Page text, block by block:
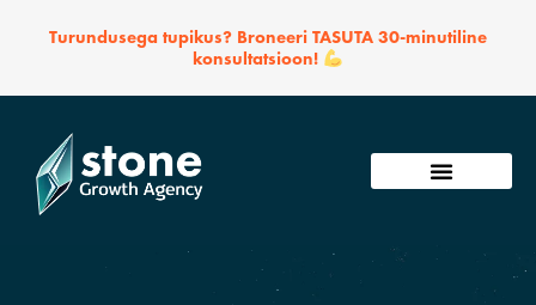
Turundusega tupikus? Broneeri TASUTA 30-minutiline
konsultatsioon!